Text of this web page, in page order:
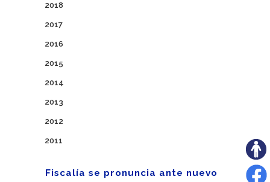
2018
2017
2016
2015
2014
2013
2012
2011
Fiscalía se pronuncia ante nuevo